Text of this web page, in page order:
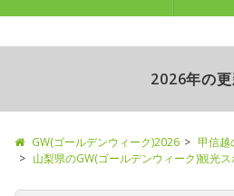
2026年の
GW(ゴールデンウィーク)2026 甲信越
山梨県のGW(ゴールデンウィーク)観光ス